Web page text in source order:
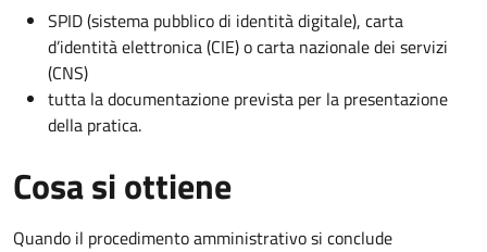
SPID (sistema pubblico di identità digitale), carta
d’identità elettronica (CIE) o carta nazionale dei servizi
(CNS)
tutta la documentazione prevista per la presentazione
della pratica.
Cosa si ottiene
Quando il procedimento amministrativo si conclude